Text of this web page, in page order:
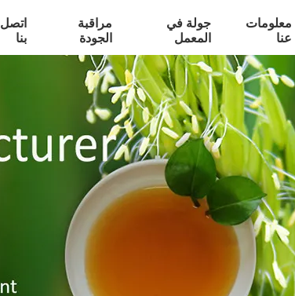
معلومات
عنا
جولة في
المعمل
مراقبة
الجودة
اتصل
بنا